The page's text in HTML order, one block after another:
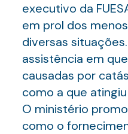
executivo da
em prol dos
diversas
assistência em
causadas por
como a que
O ministério
como o